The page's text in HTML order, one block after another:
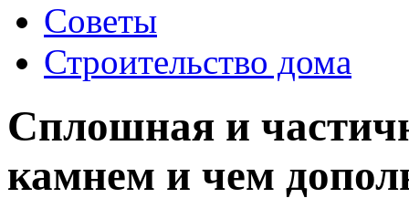
Советы
Строительство дома
Сплошная и
камнем и чем